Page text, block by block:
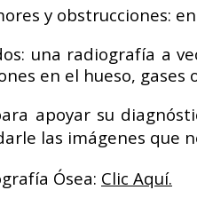
y obstrucciones:
una radiografía a
en el hueso,
apoyar su
las imágenes que
Ósea: Clic Aquí.